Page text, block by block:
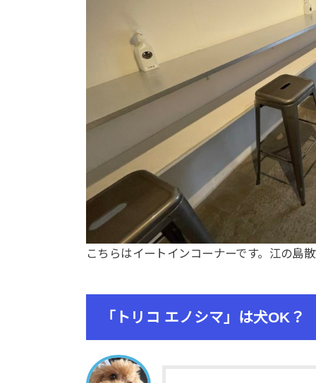
こちらはイートインコーナーです。江の島
「トリコ エノシマ」は犬OK？